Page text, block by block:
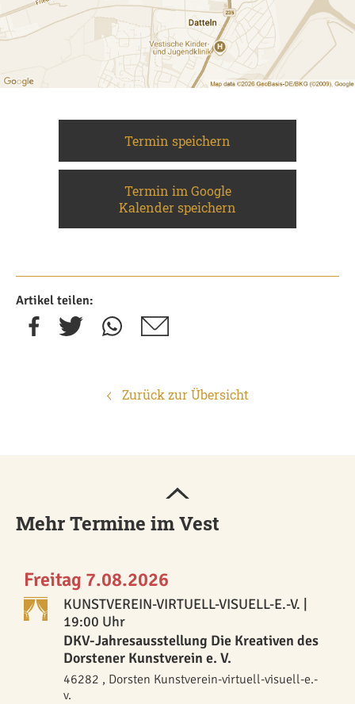
Termin speichern
Termin im Google
Kalender speichern
Artikel teilen:
Zurück zur Übersicht
Mehr Termine im Vest
Freitag 7.08.2026
KUNSTVEREIN-VIRTUELL-VISUELL-E.-V.
19:00 Uhr
DKV-Jahresausstellung Die Kreativen des
Dorstener Kunstverein e. V.
46282 , Dorsten Kunstverein-virtuell-visuell-e.-
v.